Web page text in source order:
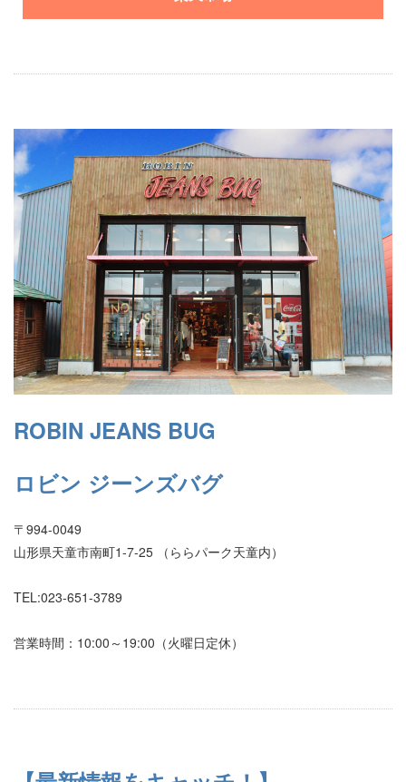
ROBIN JEANS BUG
ロビン ジーンズバグ
〒994-0049
山形県天童市南町1-7-25 （ららパーク天童内）
TEL:023-651-3789
営業時間：10:00～19:00（火曜日定休）